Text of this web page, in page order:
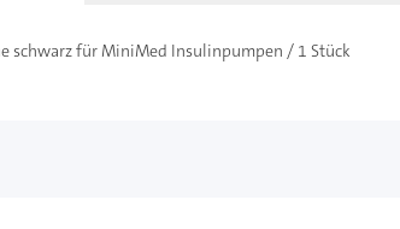
schwarz für MiniMed Insulinpumpen / 1 Stück